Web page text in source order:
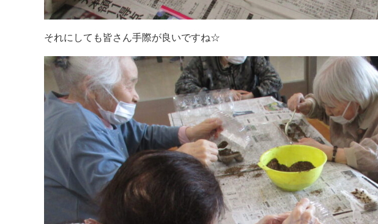
それにしても皆さん手際が良いですね☆